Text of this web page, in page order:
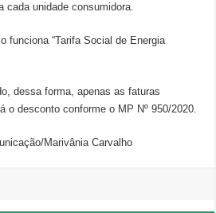
cada unidade consumidora.
funciona “Tarifa Social de Energia
dessa forma, apenas as faturas
o desconto conforme o MP Nº 950/2020.
Marivânia Carvalho